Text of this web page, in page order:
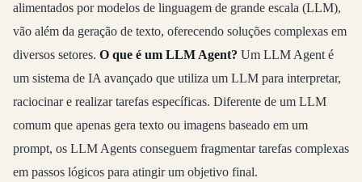
alimentados por modelos de linguagem de grande escala (LLM),
vão além da geração de texto, oferecendo soluções complexas em
diversos setores. O que é um LLM Agent? Um LLM Agent é
um sistema de IA avançado que utiliza um LLM para interpretar,
raciocinar e realizar tarefas específicas. Diferente de um LLM
comum que apenas gera texto ou imagens baseado em um
prompt, os LLM Agents conseguem fragmentar tarefas complexas
em passos lógicos para atingir um objetivo final.